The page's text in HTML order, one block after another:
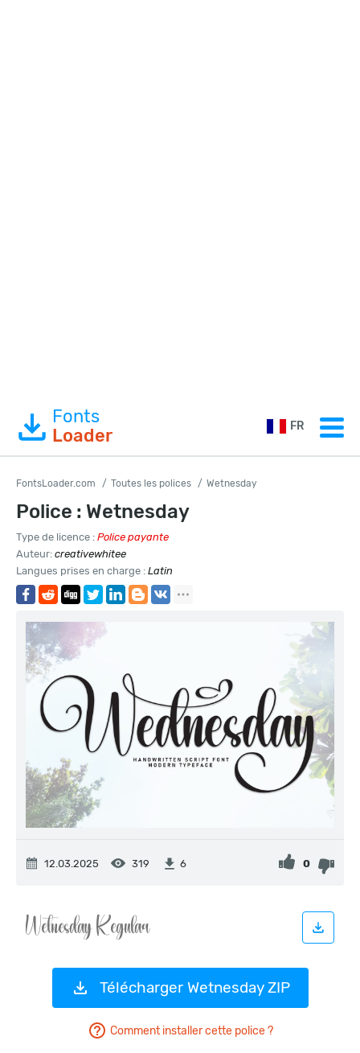
Fonts
Loader
FR
FontsLoader.com Toutes les polices Wetnesday
Police : Wetnesday
Type de licence : Police payante
Auteur: creativewhitee
Langues prises en charge : Latin
12.03.2025 319 6 0
Télécharger Wetnesday ZIP
Comment installer cette police ?